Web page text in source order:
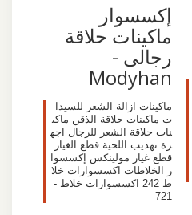
إكسسوار
ماكينات حلاقة
رجالى -
Modyhan
ماكينات ازالة الشعر للسيدا
ت ماكينات حلاقة الذقن ماكي
نات حلاقة الشعر للرجال اجه
زة تهذيب اللحية قطع الغيار
قطع غيار مولينكس إكسسوا
ر الخلاطات اكسسوارات خلا
ط 242 اكسسوارات خلاط -
721